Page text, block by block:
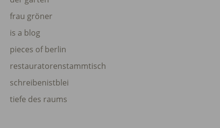
frau gröner
is a blog
pieces of berlin
restauratorenstammtisch
schreibenistblei
tiefe des raums